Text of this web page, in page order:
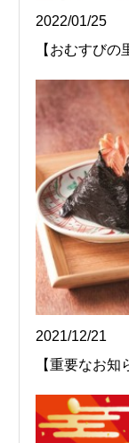
2022/01/25
【おむすびの
2021/12/21
【重要なお知